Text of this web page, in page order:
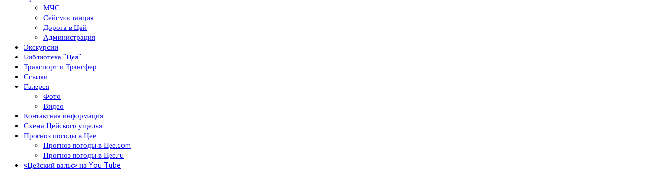
МЧС
Сейсмостанция
Дорога в Цей
Администрация
Экскурсии
Библиотека “Цея”
Транспорт и Трансфер
Ссылки
Галерея
Фото
Видео
Контактная информация
Схема Цейского ущелья
Прогноз погоды в Цее
Прогноз погоды в Цее.com
Прогноз погоды в Цее.ru
«Цейский вальс» на You Tube